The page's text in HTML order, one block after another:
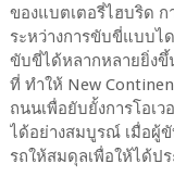
ของแบตเตอรี่ไฮบริด
ระหว่างการขับขี่แบบไ
ขับขี่ได้หลากหลายยิ่งขึ้
ที่ ทำให้ New
ถนนเพื่อยับยั้งการโอเว
ได้อย่างสมบูรณ์ เมื่อผู้
รถให้สมดุลเพื่อให้ได้